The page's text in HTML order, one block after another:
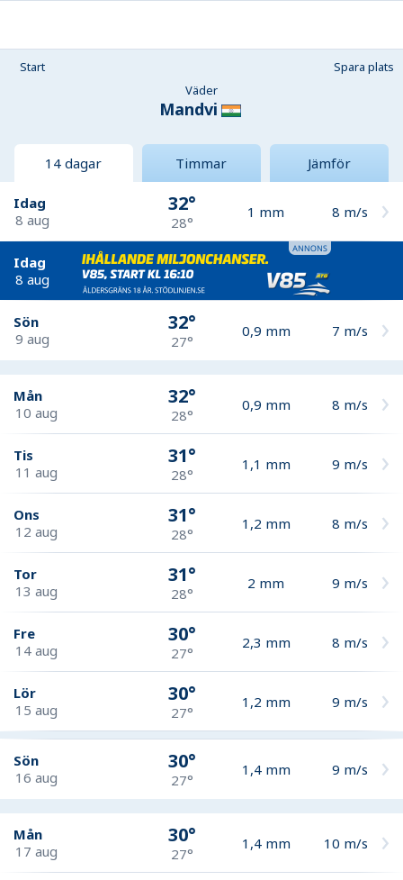
Start
Spara plats
Väder
Mandvi
14 dagar Timmar Jämför
Idag
8 aug
32°
28°
1 mm 8 m/s
Idag
8 aug
Sön
9 aug
32°
27°
0,9 mm 7 m/s
Mån
10 aug
32°
28°
0,9 mm 8 m/s
Tis
11 aug
31°
28°
1,1 mm 9 m/s
Ons
12 aug
31°
28°
1,2 mm 8 m/s
Tor
13 aug
31°
28°
2 mm 9 m/s
Fre
14 aug
30°
27°
2,3 mm 8 m/s
Lör
15 aug
30°
27°
1,2 mm 9 m/s
Sön
16 aug
30°
27°
1,4 mm 9 m/s
Mån
17 aug
30°
27°
1,4 mm 10 m/s